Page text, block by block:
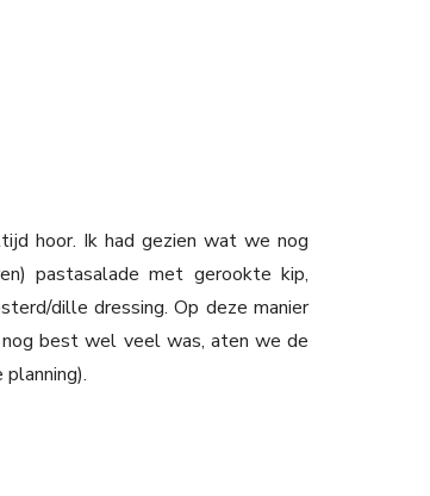
hoor. Ik had gezien wat we nog
pastasalade met gerookte kip,
dille dressing. Op deze manier
best wel veel was, aten we de